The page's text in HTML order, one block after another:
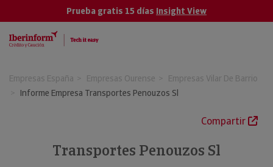
Prueba gratis 15 días Insight View
Empresas España Empresas Ourense
Empresas Vilar De Barrio
Informe Empresa Transportes Penouzos Sl
Compartir
Transportes Penouzos Sl